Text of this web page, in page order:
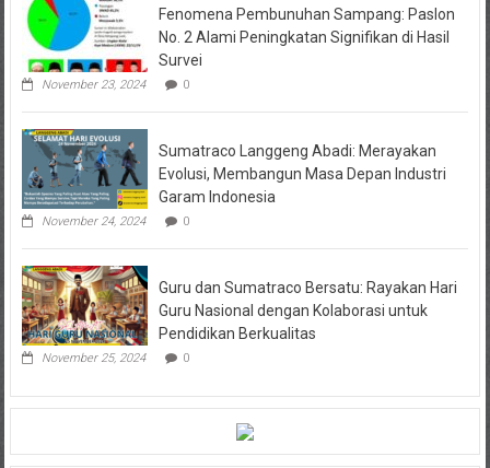
Fenomena Pembunuhan Sampang: Paslon
No. 2 Alami Peningkatan Signifikan di Hasil
Survei
November 23, 2024 0
Sumatraco Langgeng Abadi: Merayakan
Evolusi, Membangun Masa Depan Industri
Garam Indonesia
November 24, 2024 0
Guru dan Sumatraco Bersatu: Rayakan Hari
Guru Nasional dengan Kolaborasi untuk
Pendidikan Berkualitas
November 25, 2024 0